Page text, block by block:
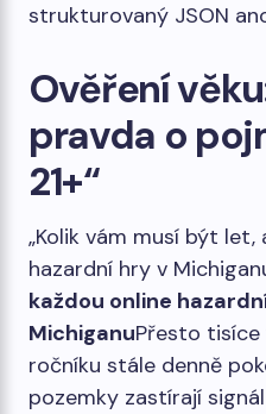
strukturovaný JSON
Ověření
pravda o
21+“
„Kolik vám musí být
hazardní hry v
každou online
MichiganuPřesto tisíce
ročníku stále denně
pozemky zastírají